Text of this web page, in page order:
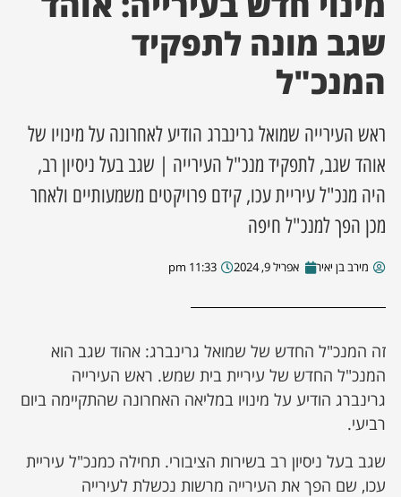
מסע מלחמה
השבוע
מקומית
עסקים
שגב מונה לתפקיד
המנכ"ל
ראש העירייה שמואל גרינברג הודיע לאחרונה על מינויו של
אוהד שגב, לתפקיד מנכ"ל העירייה | שגב בעל ניסיון רב,
היה מנכ"ל עיריית עכו, קידם פרויקטים משמעותיים ולאחר
מכן הפך למנכ"ל חיפה
מירב בן יאיר אפריל 9, 2024 11:33 pm
זה המנכ"ל החדש של שמואל גרינברג: אהוד שגב הוא
המנכ"ל החדש של עיריית בית שמש. ראש העירייה
גרינברג הודיע על מינויו במליאה האחרונה שהתקיימה ביום
רביעי.
שגב בעל ניסיון רב בשירות הציבורי. תחילה כמנכ"ל עיריית
עכו, שם הפך את העירייה מרשות נכשלת לעירייה